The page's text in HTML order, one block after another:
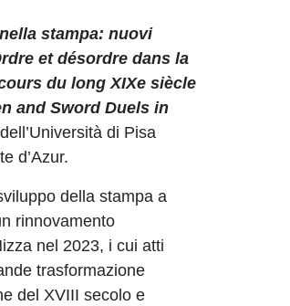
stampa: nuovi
et désordre dans la
du long XIXe siècle
and Sword Duels in
di Pisa
d’Azur.
della stampa a
rinnovamento
nel 2023, i cui atti
trasformazione
del XVIII secolo e